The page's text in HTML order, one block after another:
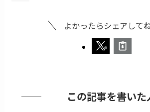
よかったらシェアして
この記事を書いた